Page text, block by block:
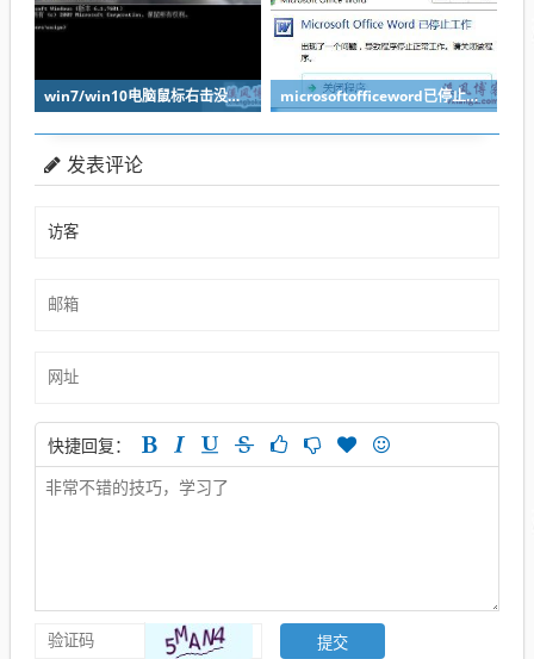
win7/win10电脑鼠标右击没有新建文本文档txt如何解决？ microsoftofficeword已停止工作如何解决？
发表评论
快捷回复：